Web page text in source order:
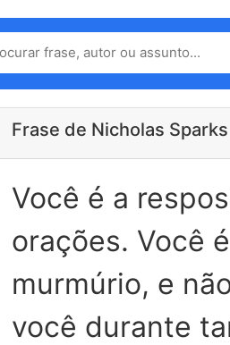
Frase de Nicholas Sparks
Você é a
orações. Você
murmúrio, e
você durante